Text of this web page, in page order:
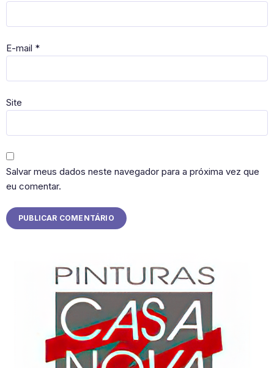
E-mail *
Site
Salvar meus dados neste navegador para a próxima vez que
eu comentar.